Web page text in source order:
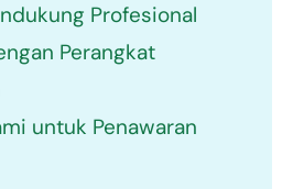
Profesional
Perangkat
untuk Penawaran